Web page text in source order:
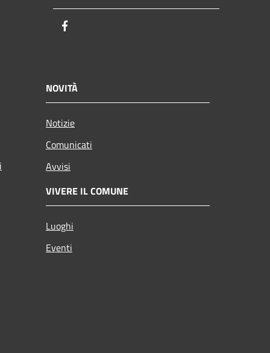
NOVITÀ
Notizie
Comunicati
Avvisi
VIVERE IL COMUNE
Luoghi
Eventi